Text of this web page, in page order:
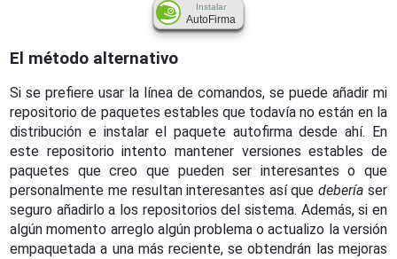
Instalar
AutoFirma
El método alternativo
Si se prefiere usar la línea de comandos, se puede añadir mi
repositorio de paquetes estables que todavía no están en la
distribución e instalar el paquete autofirma desde ahí. En
este repositorio intento mantener versiones estables de
paquetes que creo que pueden ser interesantes o que
personalmente me resultan interesantes así quedebería ser
seguro añadirlo a los repositorios del sistema. Además, si en
algún momento arreglo algún problema o actualizo la versión
empaquetada a una más reciente, se obtendrán las mejoras